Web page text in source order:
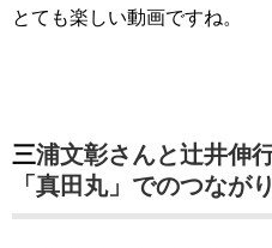
とても楽しい動画ですね。
三浦文彰さんと辻井伸行さん ＮＨＫ大河ドラマ
「真田丸」でのつながり